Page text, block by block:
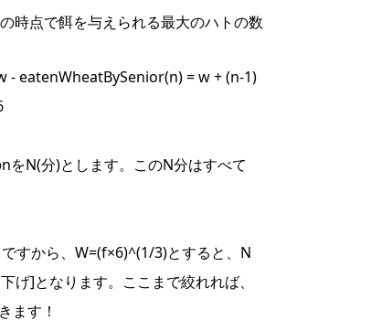
時点で餌を与えられる最大のハトの数
- eatenWheatBySenior(n) = w + (n-1)
をN(分)とします。このN分はすべて
すから、W=(f×6)^(1/3)とすると、N
げ]となります。ここまで絞れれば、
ます！